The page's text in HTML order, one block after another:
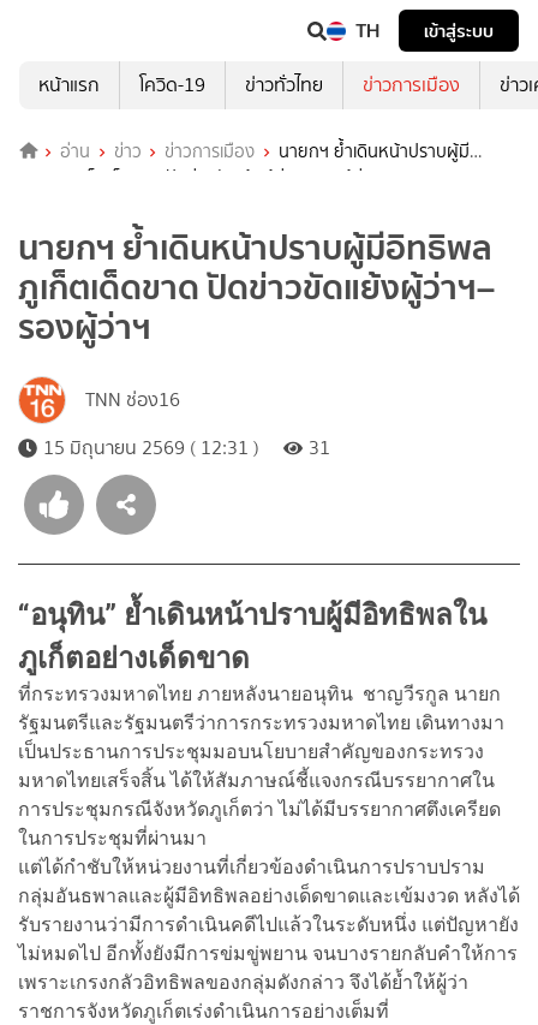
TH
เข้าสู่ระบบ
หน้าแรก
โควิด-19 ข่าวทั่วไทย ข่าวการเมือง ข่าว
อ่าน ข่าว ข่าวการเมือง
นายกฯ ย้ำเดินหน้าปราบผู้มี
อิทธิพลภูเก็ตเด็ดขาด ปัดข่าวขัดแย้งผู้ว่าฯ–รองผู้ว่าฯ
นายกฯ ย้ำเดินหน้าปราบผู้มีอิทธิพล
ภูเก็ตเด็ดขาด ปัดข่าวขัดแย้งผู้ว่าฯ–
รองผู้ว่าฯ
TNN ช่อง16
15 มิถุนายน 2569 ( 12:31 )
31
“อนุทิน” ย้ำเดินหน้าปราบผู้มีอิทธิพลใน
ภูเก็ตอย่างเด็ดขาด
ที่กระทรวงมหาดไทย ภายหลังนายอนุทิน ชาญวีรกูล นายก
รัฐมนตรีและรัฐมนตรีว่าการกระทรวงมหาดไทย เดินทางมา
เป็นประธานการประชุมมอบนโยบายสำคัญของกระทรวง
มหาดไทยเสร็จสิ้น ได้ให้สัมภาษณ์ชี้แจงกรณีบรรยากาศใน
การประชุมกรณีจังหวัดภูเก็ตว่า ไม่ได้มีบรรยากาศตึงเครียด
ในการประชุมที่ผ่านมา
แต่ได้กำชับให้หน่วยงานที่เกี่ยวข้องดำเนินการปราบปราม
กลุ่มอันธพาลและผู้มีอิทธิพลอย่างเด็ดขาดและเข้มงวด หลังได้
รับรายงานว่ามีการดำเนินคดีไปแล้วในระดับหนึ่ง แต่ปัญหายัง
ไม่หมดไป อีกทั้งยังมีการข่มขู่พยาน จนบางรายกลับคำให้การ
เพราะเกรงกลัวอิทธิพลของกลุ่มดังกล่าว จึงได้ย้ำให้ผู้ว่า
ราชการจังหวัดภูเก็ตเร่งดำเนินการอย่างเต็มที่